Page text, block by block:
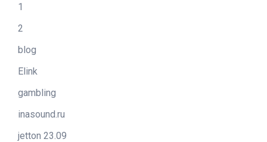
1
2
blog
Elink
gambling
inasound.ru
jetton 23.09